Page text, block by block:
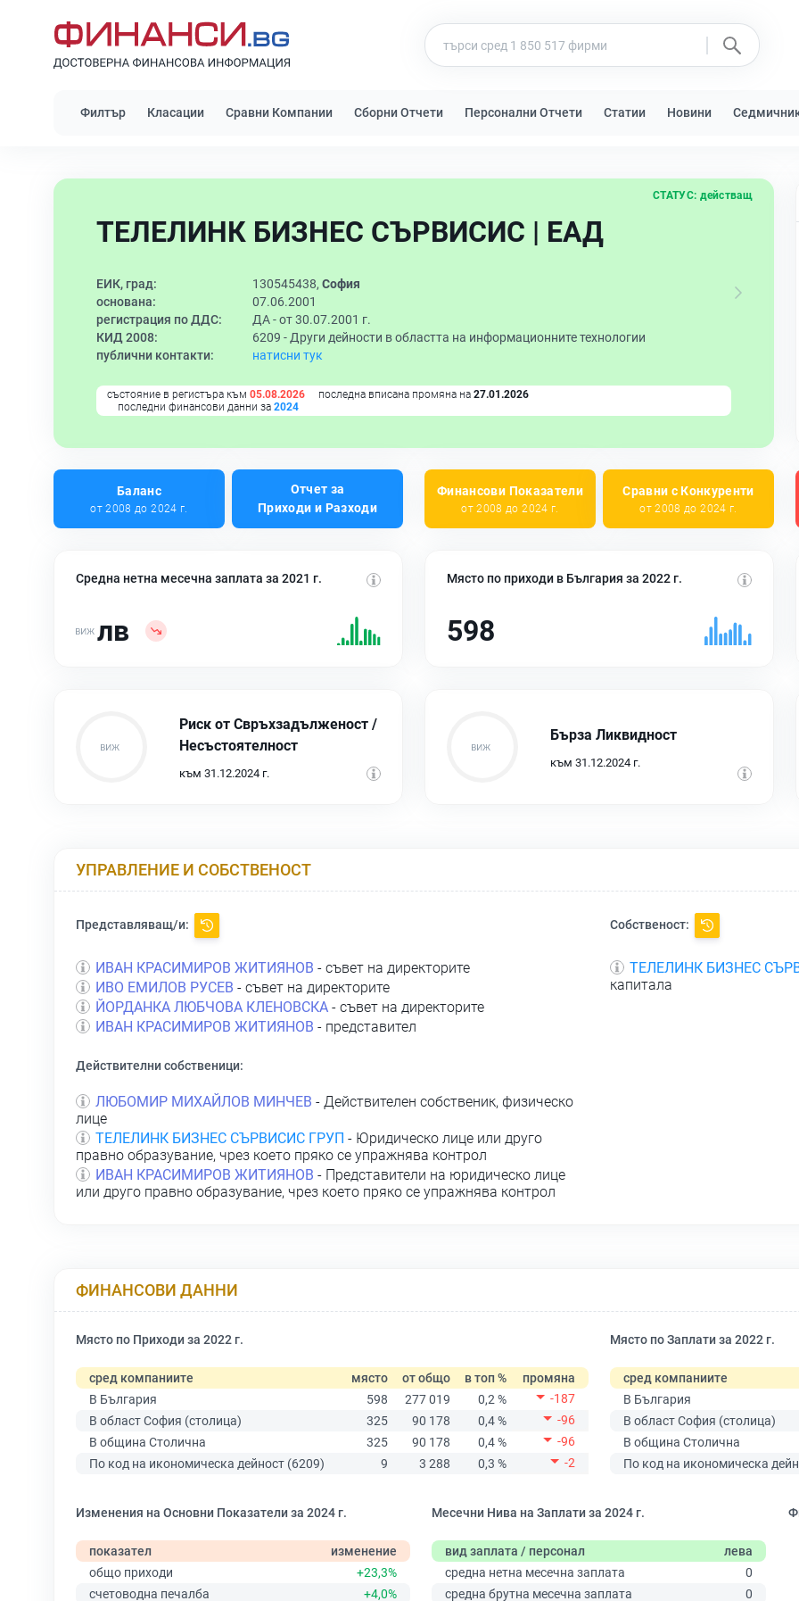
Филтър Класации Сравни Компании Сборни Отчети Персонални Отчети Статии Новини
ТЕЛЕЛИНК БИЗНЕС СЪРВИСИС | ЕАД
СТАТУС: действащ
ЕИК, град: 130545438, София
основана:
07.06.2001
регистрация по ДДС:
ДА - от 30.07.2001 г.
КИД 2008:
6209 - Други дейности в областта на информационните технологии
публични контакти:
натисни тук
състояние в регистъра към 05.08.2026 последна вписана промяна на 27.01.2026
последни финансови данни за 2024
Баланс
от 2008 до 2024 г.
Отчет за
Приходи и Разходи
Финансови Показатели
от 2008 до 2024 г.
Сравни с Конкуренти
от 2008 до 2024 г.
Средна нетна месечна заплата за 2021 г.
лв
Място по приходи в България за 2022 г.
598
Риск от Свръхзадълженост /
Несъстоятелност
към 31.12.2024 г.
Бърза Ликвидност
към 31.12.2024 г.
УПРАВЛЕНИЕ И СОБСТВЕНОСТ
Представляващ/и:
ИВАН КРАСИМИРОВ ЖИТИЯНОВ - съвет на директорите
ИВО ЕМИЛОВ РУСЕВ - съвет на директорите
ЙОРДАНКА ЛЮБЧОВА КЛЕНОВСКА - съвет на директорите
ИВАН КРАСИМИРОВ ЖИТИЯНОВ - представител
Собственост:
ТЕЛЕЛИНК БИЗНЕС
капитала
Действителни собственици:
ЛЮБОМИР МИХАЙЛОВ МИНЧЕВ - Действителен собственик, физическо
лице
ТЕЛЕЛИНК БИЗНЕС СЪРВИСИС ГРУП - Юридическо лице или друго
правно образувание, чрез което пряко се упражнява контрол
ИВАН КРАСИМИРОВ ЖИТИЯНОВ - Представители на юридическо лице
или друго правно образувание, чрез което пряко се упражнява контрол
ФИНАНСОВИ ДАННИ
Място по Приходи за 2022 г.
сред компаниите място от общо в топ %
промяна
В България
598 277 019 0,2 %
-187
В област София (столица)
325 90 178 0,4 %
-96
В община Столична
325 90 178 0,4 %
-96
По код на икономическа дейност (6209)
9 3 288 0,3 % -2
Място по Заплати за 2022 г.
сред компаниите
В България
В област София (столица)
В община Столична
По код на икономическа
Изменения на Основни Показатели за 2024 г.
показател
изменение
общо приходи
+23,3%
счетоводна печалба
+4,0%
Месечни Нива на Заплати за 2024 г.
вид заплата / персонал
лева
средна нетна месечна заплата
0
средна брутна месечна заплата
0